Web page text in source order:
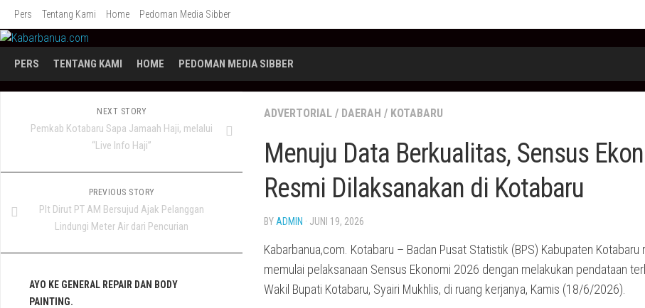
Skip
content
Pers Tentang Kami Home Pedoman Media Sibber
PERS TENTANG KAMI HOME PEDOMAN MEDIA SIBBER
ADVERTORIAL / DAERAH / KOTABARU
Menuju Data Berkualitas, Sensus
Resmi Dilaksanakan di Kotabaru
BY ADMIN · JUNI 19, 2026
Kabarbanua,com. Kotabaru – Badan Pusat Statistik (BPS) Kabupaten Kotabaru
memulai pelaksanaan Sensus Ekonomi 2026 dengan melakukan pendataan
Wakil Bupati Kotabaru, Syairi Mukhlis, di ruang kerjanya, Kamis (18/6/2026).
NEXT STORY
Pemkab Kotabaru Sapa Jamaah Haji, melalui
“Live Info Haji”
PREVIOUS STORY
Plt Dirut PT AM Bersujud Ajak Pelanggan
Lindungi Meter Air dari Pencurian
AYO KE GENERAL REPAIR DAN BODY
PAINTING.